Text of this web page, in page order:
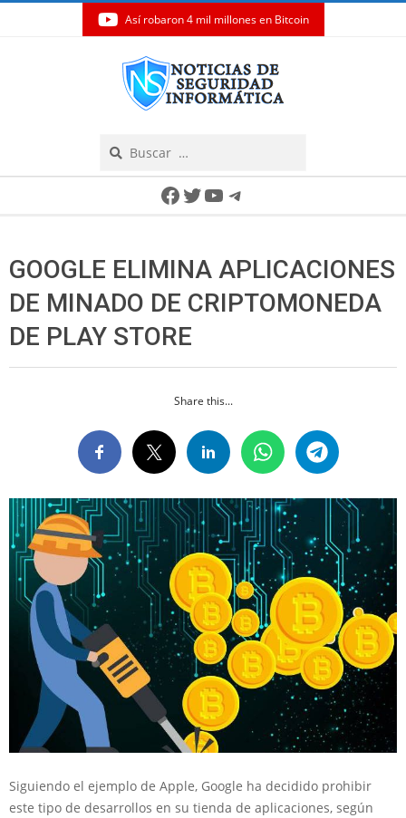
Así robaron 4 mil millones en Bitcoin
Facebook
Twitter
YouTube
Telegram
GOOGLE ELIMINA APLICACIONES
DE MINADO DE CRIPTOMONEDA
DE PLAY STORE
Share this...
Siguiendo el ejemplo de Apple, Google ha decidido prohibir
este tipo de desarrollos en su tienda de aplicaciones, según